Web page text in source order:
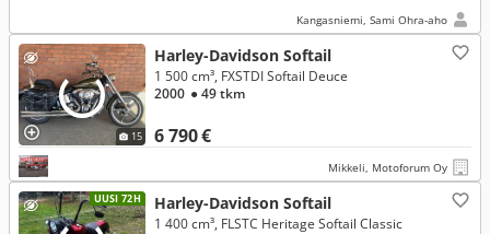
Kangasniemi, Sami Ohra-aho
15
Harley-Davidson Softail
6 790 €
1 500 cm³, FXSTDI Softail Deuce
2000 ● 49 tkm
Mikkeli, Motoforum Oy
UUSI 72H Harley-Davidson Softail
1 400 cm³, FLSTC Heritage Softail Classic